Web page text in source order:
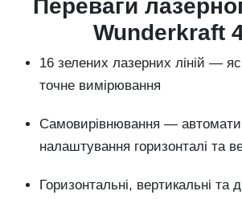
Переваги
Wunderkraft
16 зелених лазерних ліній —
точне вимірювання
Самовирівнювання —
налаштування горизонталі та
Горизонтальні, вертикальні та